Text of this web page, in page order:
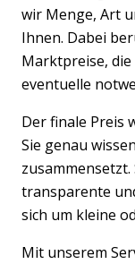
wir Menge, Art
Ihnen. Dabei
Marktpreise,
eventuelle
Der finale Preis
Sie genau
transparente
sich um kleine
Mit unserem